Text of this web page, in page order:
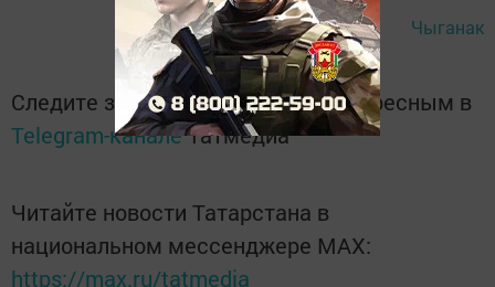
Чыганак
Следите за самым важным и интересным в
Telegram-каналеТатмедиа
Читайте новости Татарстана в
национальном мессенджере MАХ:
https://max.ru/tatmedia